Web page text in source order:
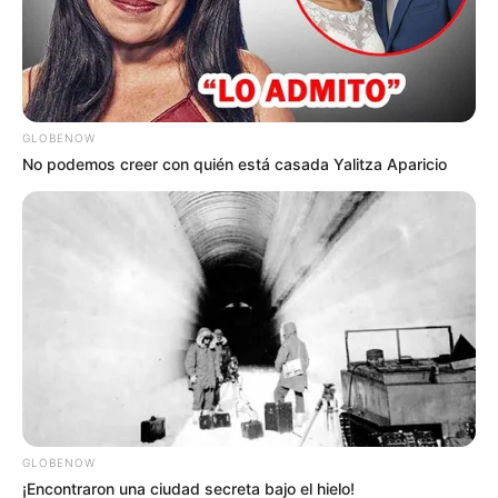
Más noticias:Un cantante de vallenato entre los heridos
en balacera de Santa Cruz de Medellín
GLOBENOW
No podemos creer con quién está casada Yalitza Aparicio
GLOBENOW
¡Encontraron una ciudad secreta bajo el hielo!